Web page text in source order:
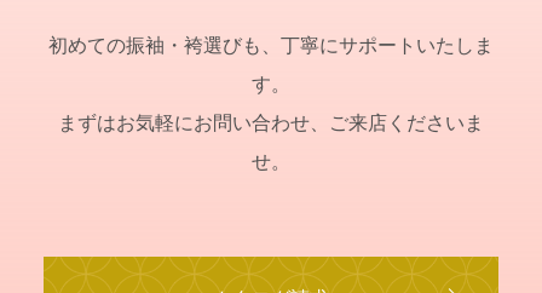
初めての振袖・袴選びも、丁寧にサポートいたしま
す。
まずはお気軽にお問い合わせ、ご来店くださいま
せ。